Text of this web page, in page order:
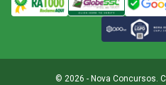
© 2026 - Nova Concursos.